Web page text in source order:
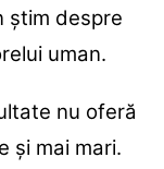
știm despre
uman.
nu oferă
și mai mari.